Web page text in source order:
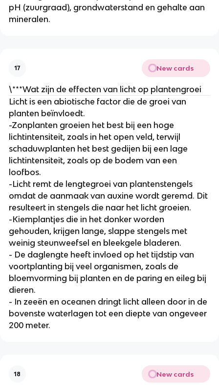
pH (zuurgraad), grondwaterstand en gehalte aan
mineralen.
17 New cards
\***Wat zijn de effecten van licht op plantengroei
Licht is een abiotische factor die de groei van
planten beïnvloedt.
-Zonplanten groeien het best bij een hoge
lichtintensiteit, zoals in het open veld, terwijl
schaduwplanten het best gedijen bij een lage
lichtintensiteit, zoals op de bodem van een
loofbos.
-Licht remt de lengtegroei van plantenstengels
omdat de aanmaak van auxine wordt geremd. Dit
resulteert in stengels die naar het licht groeien.
-Kiemplantjes die in het donker worden
gehouden, krijgen lange, slappe stengels met
weinig steunweefsel en bleekgele bladeren.
- De daglengte heeft invloed op het tijdstip van
voortplanting bij veel organismen, zoals de
bloemvorming bij planten en de paring en eileg bij
dieren.
- In zeeën en oceanen dringt licht alleen door in de
bovenste waterlagen tot een diepte van ongeveer
200 meter.
18 New cards